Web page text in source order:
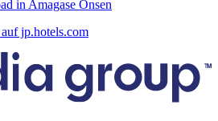
in Amagase Onsen
jp.hotels.com